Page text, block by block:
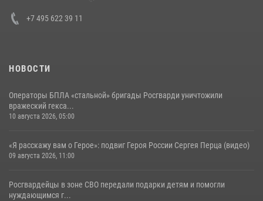
+7 495 622 39 11
НОВОСТИ
Операторы БПЛА «стальной» бригады Росгварди уничтожили
вражеский гекса...
10 августа 2026, 05:00
«Я расскажу вам о Герое»: подвиг Героя России Сергея Перца (видео)
09 августа 2026, 11:00
Росгвардейцы в зоне СВО передали подарки детям и помогли
нуждающимся г...